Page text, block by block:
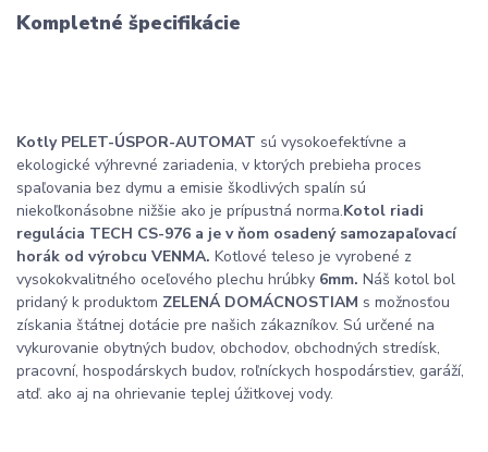
Kompletné špecifikácie
Kotly PELET-ÚSPOR-AUTOMAT sú vysokoefektívne a
ekologické výhrevné zariadenia, v ktorých prebieha proces
spaľovania bez dymu a emisie škodlivých spalín sú
niekoľkonásobne nižšie ako je prípustná norma.Kotol riadi
regulácia TECH CS-976 a je v ňom osadený samozapaľovací
horák od výrobcu VENMA. Kotlové teleso je vyrobené z
vysokokvalitného oceľového plechu hrúbky 6mm. Náš kotol bol
pridaný k produktom ZELENÁ DOMÁCNOSTIAM s možnosťou
získania štátnej dotácie pre našich zákazníkov. Sú určené na
vykurovanie obytných budov, obchodov, obchodných stredísk,
pracovní, hospodárskych budov, roľníckych hospodárstiev, garáží,
atď. ako aj na ohrievanie teplej úžitkovej vody.